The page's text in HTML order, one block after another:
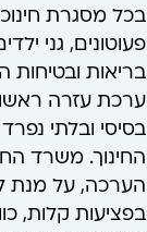
בכל מסגרת
פעוטונים, גני
בריאות ובטיחות
ערכת עזרה
בסיסי ובלתי
החינוך. משרד
הערכה, על מנת
בפציעות קלות,